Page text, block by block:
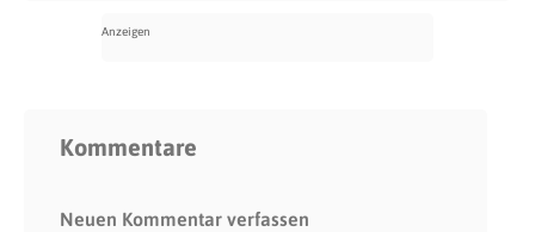
Kommentare
Neuen Kommentar verfassen